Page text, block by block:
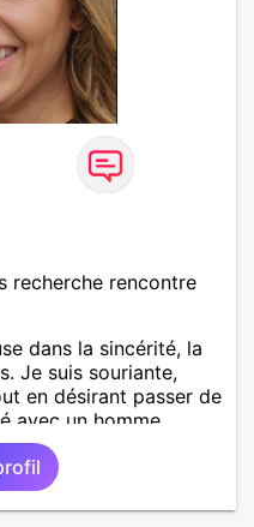
recherche rencontre
dans la sincérité, la
Je suis souriante,
en désirant passer de
avec un homme
que moi.